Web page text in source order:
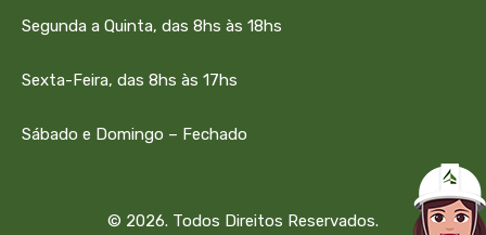
Segunda a Quinta, das 8hs às 18hs
Sexta-Feira, das 8hs às 17hs
Sábado e Domingo – Fechado
© 2026. Todos Direitos Reservados.